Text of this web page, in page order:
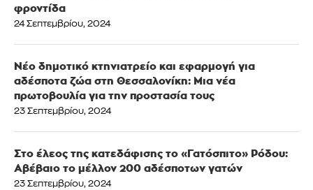
φροντίδα
24 Σεπτεμβρίου, 2024
Νέο δημοτικό κτηνιατρείο και εφαρμογή για
αδέσποτα ζώα στη Θεσσαλονίκη: Μια νέα
πρωτοβουλία για την προστασία τους
23 Σεπτεμβρίου, 2024
Στο έλεος της κατεδάφισης το «Γατόσπιτο» Ρόδου:
Αβέβαιο το μέλλον 200 αδέσποτων γατών
23 Σεπτεμβρίου, 2024